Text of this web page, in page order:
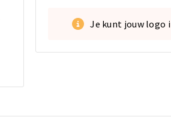
Je kunt jouw logo